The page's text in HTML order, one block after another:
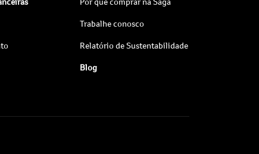
Trabalhe conosco
Relatório de Sustentabilidade
Blog